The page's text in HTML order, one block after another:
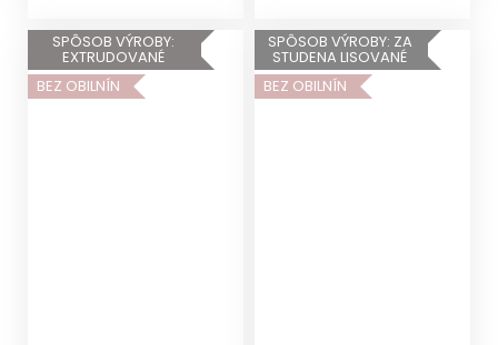
SPÔSOB VÝROBY:
EXTRUDOVANÉ
BEZ OBILNÍN
SPÔSOB VÝROBY: ZA
STUDENA LISOVANÉ
BEZ OBILNÍN